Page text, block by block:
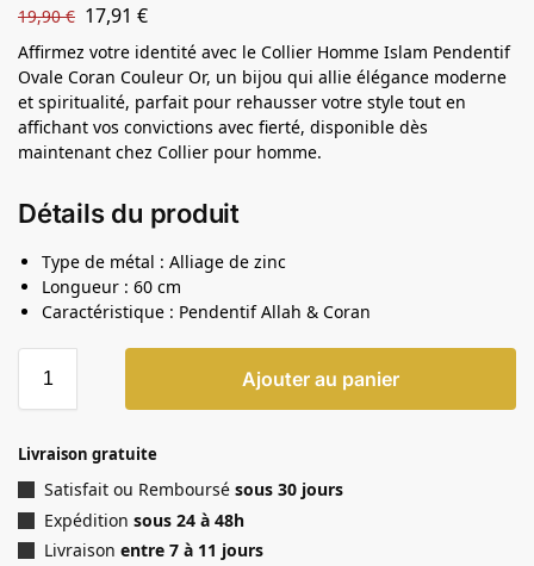
19,90€ 17,91 €
Affirmez votre identité avec le Collier Homme Islam Pendentif
Ovale Coran Couleur Or, un bijou qui allie élégance moderne
et spiritualité, parfait pour rehausser votre style tout en
affichant vos convictions avec fierté, disponible dès
maintenant chez Collier pour homme.
Détails du produit
Type de métal : Alliage de zinc
Longueur : 60 cm
Caractéristique : Pendentif Allah & Coran
Ajouter au panier
Livraison gratuite
Satisfait ou Remboursé sous 30 jours
Expédition sous 24 à 48h
Livraison entre 7 à 11 jours